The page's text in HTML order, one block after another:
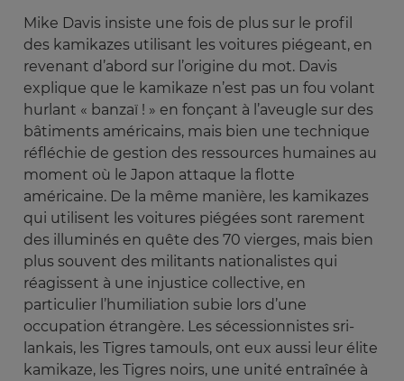
Mike Davis insiste une fois de plus sur le profil
des kamikazes utilisant les voitures piégeant, en
revenant d’abord sur l’origine du mot. Davis
explique que le kamikaze n’est pas un fou volant
hurlant « banzaï ! » en fonçant à l’aveugle sur des
bâtiments américains, mais bien une technique
réfléchie de gestion des ressources humaines au
moment où le Japon attaque la flotte
américaine. De la même manière, les kamikazes
qui utilisent les voitures piégées sont rarement
des illuminés en quête des 70 vierges, mais bien
plus souvent des militants nationalistes qui
réagissent à une injustice collective, en
particulier l’humiliation subie lors d’une
occupation étrangère. Les sécessionnistes sri-
lankais, les Tigres tamouls, ont eux aussi leur élite
kamikaze, les Tigres noirs, une unité entraînée à